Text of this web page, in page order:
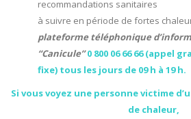
recommandations sanitaires
à suivre en période de fortes
plateforme téléphonique
“Canicule” 0 800 06 66 66 (appel
fixe) tous les jours de 09 h à 19 h.
Si vous voyez une personne victime
de chaleur,